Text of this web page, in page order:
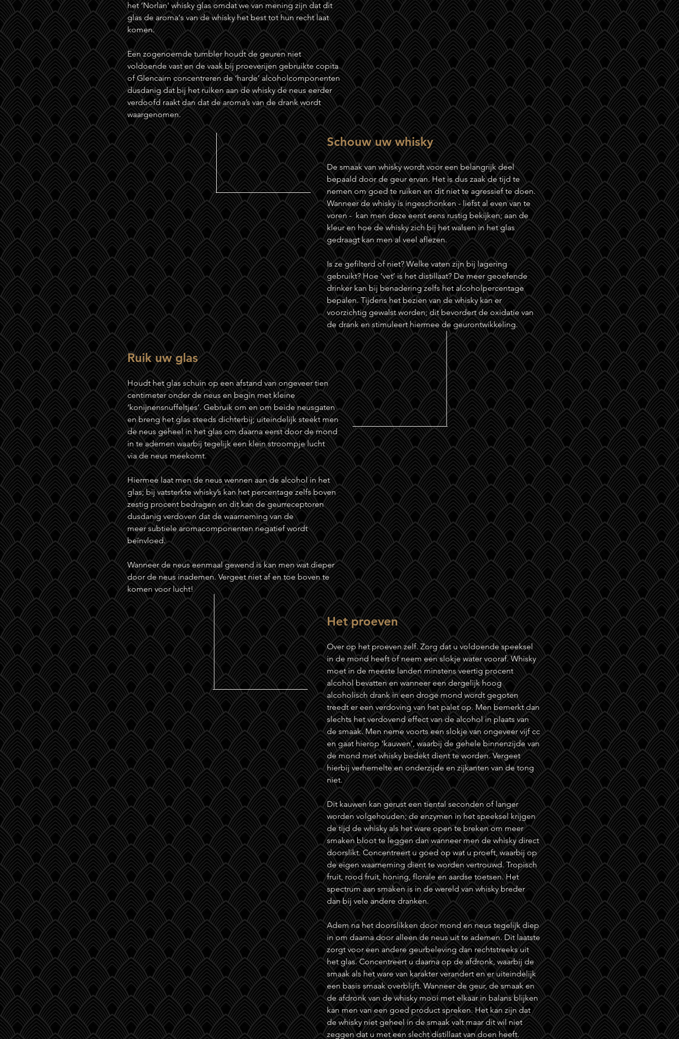
het ‘Norlan' whisky glas omdat we van mening zijn dat dit
glas de aroma's van de whisky het best tot hun recht laat
komen.
Een zogenoemde tumbler houdt de geuren niet
voldoende vast en de vaak bij proeverijen gebruikte copita
of Glencairn concentreren de ‘harde’ alcoholcomponenten
dusdanig dat bij het ruiken aan de whisky de neus eerder
verdoofd raakt dan dat de aroma’s van de drank wordt
waargenomen.
Schouw uw whisky
De smaak van whisky wordt voor een belangrijk deel
bepaald door de geur ervan. Het is dus zaak de tijd te
nemen om goed te ruiken en dit niet te agressief te doen.
Wanneer de whisky is ingeschonken - liefst al even van te
voren - kan men deze eerst eens rustig bekijken; aan de
kleur en hoe de whisky zich bij het walsen in het glas
gedraagt kan men al veel aflezen.
Is ze gefilterd of niet? Welke vaten zijn bij lagering
gebruikt? Hoe ‘vet’ is het distillaat? De meer geoefende
drinker kan bij benadering zelfs het alcoholpercentage
bepalen. Tijdens het bezien van de whisky kan er
voorzichtig gewalst worden; dit bevordert de oxidatie van
de drank en stimuleert hiermee de geurontwikkeling.
Ruik uw glas
Houdt het glas schuin op een afstand van ongeveer tien
centimeter onder de neus en begin met kleine
‘konijnensnuffeltjes’. Gebruik om en om beide neusgaten
en breng het glas steeds dichterbij; uiteindelijk steekt men
de neus geheel in het glas om daarna eerst door de mond
in te ademen waarbij tegelijk een klein stroompje lucht
via de neus meekomt.
Hiermee laat men de neus wennen aan de alcohol in het
glas; bij vatsterkte whisky’s kan het percentage zelfs boven
zestig procent bedragen en dit kan de geurreceptoren
dusdanig verdoven dat de waarneming van de
meer subtiele aromacomponenten negatief wordt
beïnvloed.
Wanneer de neus eenmaal gewend is kan men wat dieper
door de neus inademen. Vergeet niet af en toe boven te
komen voor lucht!
Het proeven
Over op het proeven zelf. Zorg dat u voldoende speeksel
in de mond heeft of neem een slokje water vooraf. Whisky
moet in de meeste landen minstens veertig procent
alcohol bevatten en wanneer een dergelijk hoog
alcoholisch drank in een droge mond wordt gegoten
treedt er een verdoving van het palet op. Men bemerkt dan
slechts het verdovend effect van de alcohol in plaats van
de smaak. Men neme voorts een slokje van ongeveer vijf cc
en gaat hierop ‘kauwen’, waarbij de gehele binnenzijde van
de mond met whisky bedekt dient te worden. Vergeet
hierbij verhemelte en onderzijde en zijkanten van de tong
niet.
Dit kauwen kan gerust een tiental seconden of langer
worden volgehouden; de enzymen in het speeksel krijgen
de tijd de whisky als het ware open te breken om meer
smaken bloot te leggen dan wanneer men de whisky direct
doorslikt. Concentreert u goed op wat u proeft, waarbij op
de eigen waarneming dient te worden vertrouwd. Tropisch
fruit, rood fruit, honing, florale en aardse toetsen. Het
spectrum aan smaken is in de wereld van whisky breder
dan bij vele andere dranken.
Adem na het doorslikken door mond en neus tegelijk diep
in om daarna door alleen de neus uit te ademen. Dit laatste
zorgt voor een andere geurbeleving dan rechtstreeks uit
het glas. Concentreert u daarna op de afdronk, waarbij de
smaak als het ware van karakter verandert en er uiteindelijk
een basis smaak overblijft. Wanneer de geur, de smaak en
de afdronk van de whisky mooi met elkaar in balans blijken
kan men van een goed product spreken. Het kan zijn dat
de whisky niet geheel in de smaak valt maar dit wil niet
zeggen dat u met een slecht distillaat van doen heeft.